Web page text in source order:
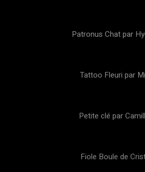
Patronus Chat par
Tattoo Fleuri par
Petite clé par
Fiole Boule de Cristal